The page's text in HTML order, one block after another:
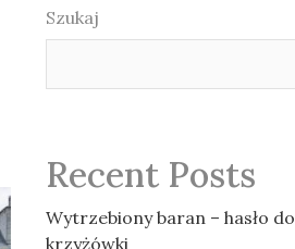
Szukaj
Recent Posts
Wytrzebiony baran – hasło do
krzyżówki